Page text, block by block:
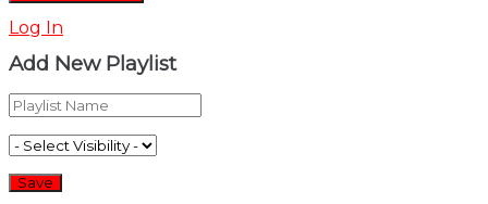
Log In
Add New Playlist